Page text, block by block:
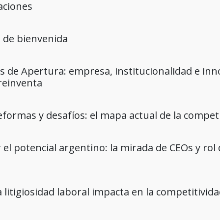
de bienvenida
de Apertura: empresa, institucionalidad e
y desafíos: el mapa actual de la
el potencial argentino: la mirada de CEOs y
litigiosidad laboral impacta en la